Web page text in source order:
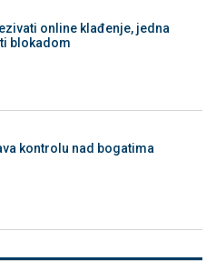
online klađenje, jedna
blokadom
kontrolu nad bogatima